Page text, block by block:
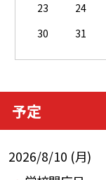
23
24
30
31
予定
2026/8/10 (月)